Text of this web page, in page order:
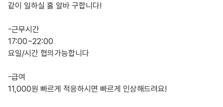
같이 일하실 홀 알바 구합니다!
-근무시간
17:00~22:00
요일/시간 협의가능합니다
-급여
11,000원 빠르게 적응하시면 빠르게 인상해드려요!